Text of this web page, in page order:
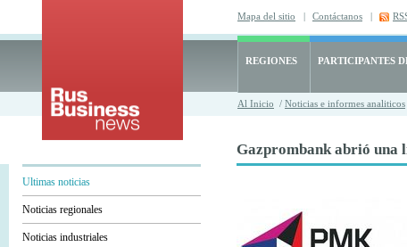
Mapa del sitio | Contáctanos |
REGIONES PARTICIPANTES
Al Inicio / Noticias e informes analiticos
Ultimas noticias
Noticias regionales
Noticias industriales
Gazprombank abrió una